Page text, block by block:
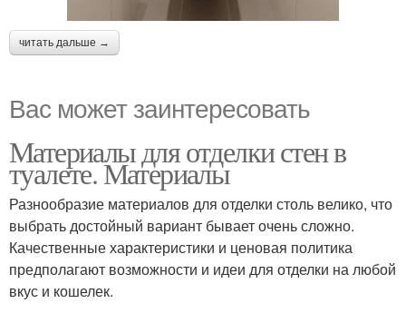
читать дальше →
Вас может заинтересовать
Материалы для отделки стен в
туалете. Материалы
Разнообразие материалов для отделки столь велико, что
выбрать достойный вариант бывает очень сложно.
Качественные характеристики и ценовая политика
предполагают возможности и идеи для отделки на любой
вкус и кошелек.